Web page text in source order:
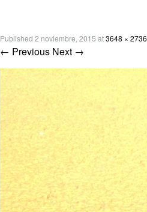
Published 2 noviembre, 2015 at3648 × 2736
← Previous Next →